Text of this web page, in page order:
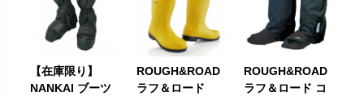
【在庫限り】
NANKAI ブーツ
ROUGH&ROAD
ラフ＆ロード
ROUGH&ROAD
ラフ＆ロード コ